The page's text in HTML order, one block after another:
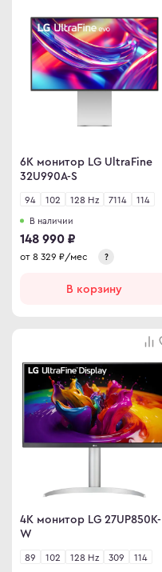
6K монитор LG UltraFine
32U990A-S
94 102 128 Hz 7114 114
В наличии
148 990 ₽
от 8 329 ₽/мес ?
В корзину
4K монитор LG 27UP850K-
W
89 102 128 Hz 309 114